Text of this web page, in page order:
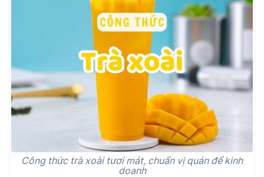
Công thức trà xoài tươi mát, chuẩn vị quán để kinh
doanh